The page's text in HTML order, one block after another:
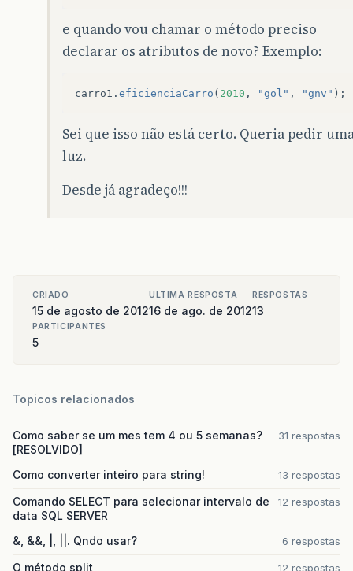
e quando vou chamar o método preciso
declarar os atributos de novo? Exemplo:
carro1 . eficienciaCarro ( 2010 , "gol" , "gnv" );
Sei que isso não está certo. Queria pedir
luz.
Desde já agradeço!!!
CRIADO
15 de agosto de 2012
ULTIMA RESPOSTA
16 de ago. de 2012
RESPOSTAS
13
PARTICIPANTES
5
Topicos relacionados
Como saber se um mes tem 4 ou 5 semanas?
[RESOLVIDO]
31 respostas
Como converter inteiro para string! 13 respostas
Comando SELECT para selecionar intervalo de
data SQL SERVER
12 respostas
&, &&, |, ||. Qndo usar? 6 respostas
O método split 12 respostas